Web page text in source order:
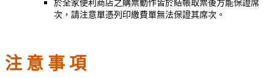
於全家便利商店之購票動作皆於結帳取票後方能保證席
次，請注意單憑列印繳費單無法保證其席次。
注 意 事 項